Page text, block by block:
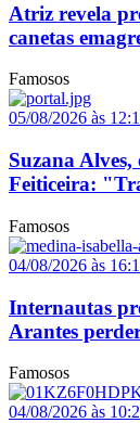
Atriz revela
canetas
Famosos
05/08/2026 às
Suzana
Feiticeira:
Famosos
04/08/2026 às
Internautas
Arantes
Famosos
04/08/2026 às